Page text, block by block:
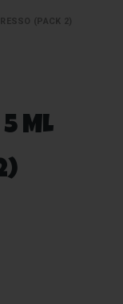
(PACK 2)
ML